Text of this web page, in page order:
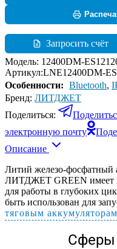
Запросить счёт
Модель: 12400DM-
Артикул:LNE12400DM-
Особенности: Bluetooth,
Бренд: ЛИТДЖЕТ
Поделиться:
электронную почту
Описание
Литий железо-фосфатный
ЛИТДЖЕТ GREEN имеет
для работы в глубоких
быть использован для
тяговым аккумуляторам
Сферы